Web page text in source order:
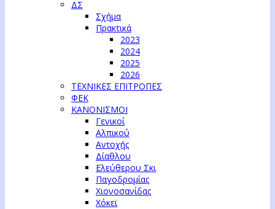
ΔΣ
Σχήμα
Πρακτικά
2023
2024
2025
2026
ΤΕΧΝΙΚΕΣ ΕΠΙΤΡΟΠΕΣ
ΦΕΚ
ΚΑΝΟΝΙΣΜΟΙ
Γενικοί
Αλπικού
Αντοχής
Δίαθλου
Ελεύθερου Σκι
Παγοδρομίας
Χιονοσανίδας
Χόκεϊ